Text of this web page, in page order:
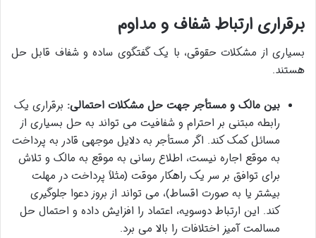
برقراری ارتباط شفاف و مداوم
بسیاری از مشکلات حقوقی، با یک گفتگوی ساده و شفاف قابل حل
هستند.
بین مالک و مستأجر جهت حل مشکلات احتمالی: برقراری یک
رابطه مبتنی بر احترام و شفافیت می تواند به حل بسیاری از
مسائل کمک کند. اگر مستأجر به دلایل موجهی قادر به پرداخت
به موقع اجاره نیست، اطلاع رسانی به موقع به مالک و تلاش
برای توافق بر سر یک راهکار موقت (مثلاً پرداخت در مهلت
بیشتر یا به صورت اقساط)، می تواند از بروز دعوا جلوگیری
کند. این ارتباط دوسویه، اعتماد را افزایش داده و احتمال حل
مسالمت آمیز اختلافات را بالا می برد.